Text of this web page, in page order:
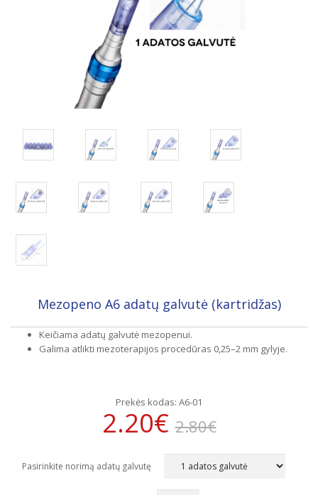
Mezopeno A6 adatų galvutė (kartridžas)
Keičiama adatų galvutė mezopenui.
Galima atlikti mezoterapijos procedūras 0,25–2 mm gylyje.
Prekės kodas: A6-01
2.20€ 2.80€
Pasirinkite norimą adatų galvutę